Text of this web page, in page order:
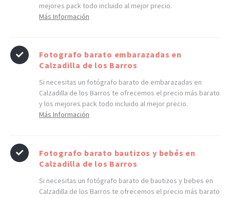
mejores pack todo incluido al mejor precio.
Más Información
Fotografo barato embarazadas en
Calzadilla de los Barros
Si necesitas un fotógrafo barato de embarazadas en
Calzadilla de los Barros te ofrecemos el precio más barato
y los mejores pack todo incluido al mejor precio.
Más Información
Fotografo barato bautizos y bebés en
Calzadilla de los Barros
Si necesitas un fotógrafo barato de bautizos y bebes en
Calzadilla de los Barros te ofrecemos el precio más barato